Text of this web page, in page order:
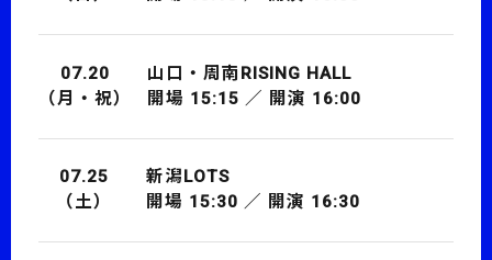
07.20
（月・祝）
山口・周南RISING HALL
開場 15:15 ／ 開演 16:00
07.25
（土）
新潟LOTS
開場 15:30 ／ 開演 16:30